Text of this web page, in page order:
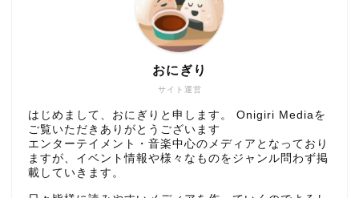
サイト運営
おにぎり
はじめまして、おにぎりと申します。 Onigiri Mediaを
ご覧いただきありがとうございます
エンターテイメント・音楽中心のメディアとなっており
ますが、イベント情報や様々なものをジャンル問わず掲
載していきます。